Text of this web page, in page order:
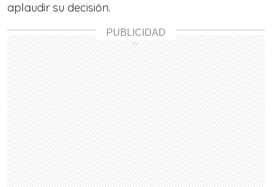
aplaudir su decisión.